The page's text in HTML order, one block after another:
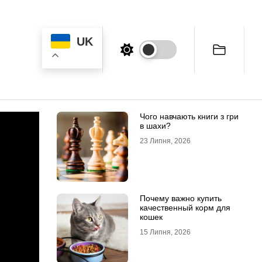
UK
Чого навчають книги з гри
в шахи?
23 Липня, 2026
Почему важно купить
качественный корм для
кошек
15 Липня, 2026